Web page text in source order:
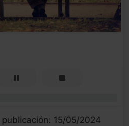
publicación: 15/05/2024